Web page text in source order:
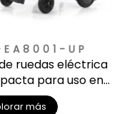
UP
ruedas eléctrica
para uso en
y exteriores
más